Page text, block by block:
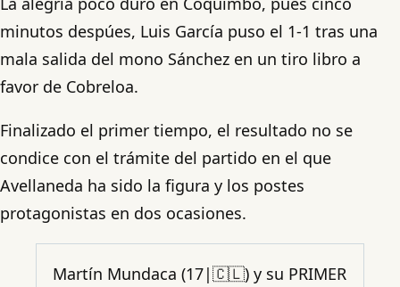
minutos despúes, Luis García puso el 1-1 tras una
mala salida del mono Sánchez en un tiro libro a
favor de Cobreloa.
Finalizado el primer tiempo, el resultado no se
condice con el trámite del partido en el que
Avellaneda ha sido la figura y los postes
protagonistas en dos ocasiones.
Martín Mundaca (17|🇨🇱) y su PRIMER